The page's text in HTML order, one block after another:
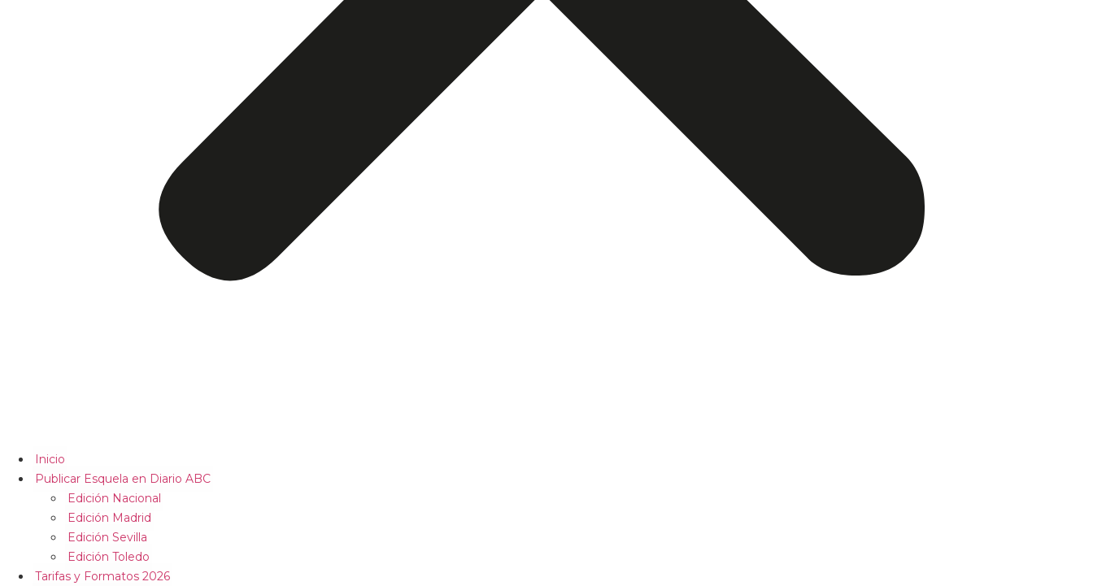
Inicio
Publicar Esquela en Diario ABC
Edición Nacional
Edición Madrid
Edición Sevilla
Edición Toledo
Tarifas y Formatos 2026